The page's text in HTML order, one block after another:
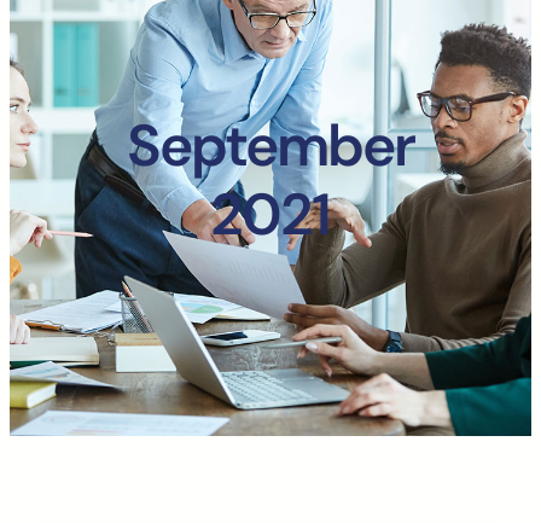
September
2021